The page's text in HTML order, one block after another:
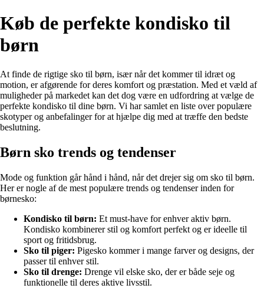
Køb de perfekte kondisko til
børn
At finde de rigtige sko til børn, især når det kommer til idræt og
motion, er afgørende for deres komfort og præstation. Med et væld af
muligheder på markedet kan det dog være en udfordring at vælge de
perfekte kondisko til dine børn. Vi har samlet en liste over populære
skotyper og anbefalinger for at hjælpe dig med at træffe den bedste
beslutning.
Børn sko trends og tendenser
Mode og funktion går hånd i hånd, når det drejer sig om sko til børn.
Her er nogle af de mest populære trends og tendenser inden for
børnesko:
Kondisko til børn: Et must-have for enhver aktiv børn.
Kondisko kombinerer stil og komfort perfekt og er ideelle til
sport og fritidsbrug.
Sko til piger: Pigesko kommer i mange farver og designs, der
passer til enhver stil.
Sko til drenge: Drenge vil elske sko, der er både seje og
funktionelle til deres aktive livsstil.